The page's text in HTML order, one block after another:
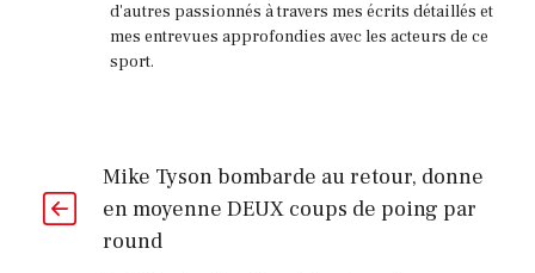
d'autres passionnés à travers mes écrits détaillés et
mes entrevues approfondies avec les acteurs de ce
sport.
Mike Tyson bombarde au retour, donne
en moyenne DEUX coups de poing par
round